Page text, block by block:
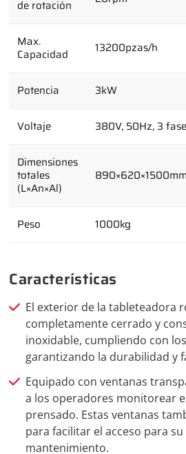
de rotación
Max.
Capacidad 13200pzas/h
Potencia 3kW
Voltaje 380V, 50Hz, 3 fase
Dimensiones
totales
(L×An×Al)
890×620×1500mm
Peso 1000kg
Características
El exterior de la tableteadora
completamente cerrado y
inoxidable, cumpliendo con
garantizando la durabilidad y
Equipado con ventanas
a los operadores monitorear
prensado. Estas ventanas
para facilitar el acceso para
mantenimiento.